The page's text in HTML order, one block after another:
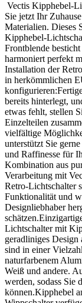
Vectis Kipphebel-
Sie jetzt Ihr
Materialien. Dieses
Kipphebel-
Frontblende
harmoniert perfekt
Installation der
in herkömmlichen
bereits hinterlegt,
etwas fehlt, stellen
Einzelteilen
vielfältige
unterstützt Sie
und Raffinesse für
Kombination aus
Verarbeitung mit
Retro-Lichtschalter
Funktionalität und
Designliebhaber
Lichtschalter mit
geradliniges Design
sind in einer
naturfarbenem
Weiß und andere.
werden, sodass Sie
können.Kipphebel